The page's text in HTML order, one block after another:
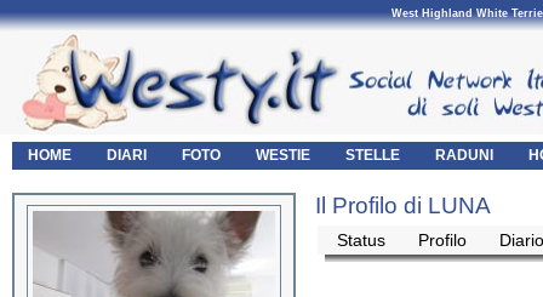
West Highland White
HOME DIARI FOTO WESTIE STELLE RADUNI
Il Profilo di LUNA
Status Profilo Diario